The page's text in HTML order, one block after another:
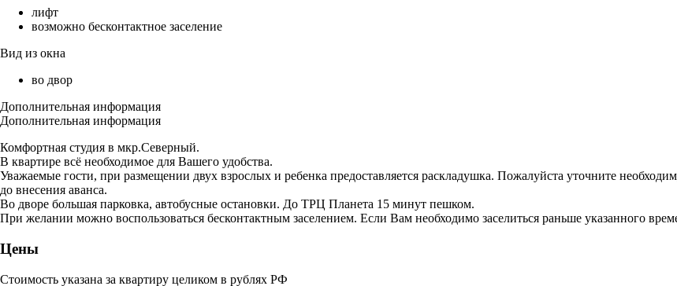
лифт
возможно бесконтактное заселение
Вид из окна
во двор
Дополнительная информация
Дополнительная информация
Комфортная студия в мкр.Северный.
В квартире всё необходимое для Вашего удобства.
Уважаемые гости, при размещении двух взрослых и ребенка предоставляется раскладушка. Пожалуйста уточните
до внесения аванса.
Во дворе большая парковка, автобусные остановки. До ТРЦ Планета 15 минут пешком.
При желании можно воспользоваться бесконтактным заселением. Если Вам необходимо заселиться раньше указанного
Цены
Стоимость указана за квартиру целиком в рублях РФ